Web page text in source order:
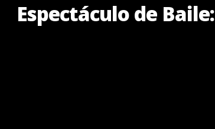
Espectáculo de